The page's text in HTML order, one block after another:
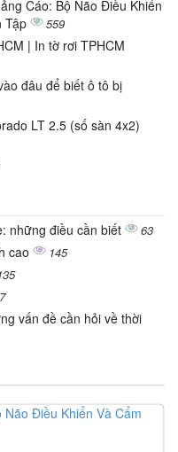
Cáo: Bộ Não Điều Khiển
Tập
559
| In tờ rơi TPHCM
đâu để biết ô tô bị
LT 2.5 (số sàn 4x2)
những điều cần biết 63
cao 145
vấn đề cần hỏi về thời